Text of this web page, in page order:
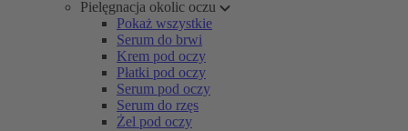
Pielęgnacja okolic oczu
Pokaż wszystkie
Serum do brwi
Krem pod oczy
Płatki pod oczy
Serum pod oczy
Serum do rzęs
Żel pod oczy